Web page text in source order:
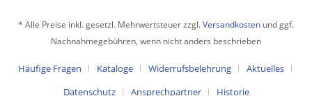
* Alle Preise inkl. gesetzl. Mehrwertsteuer zzgl.Versandkosten und ggf.
Nachnahmegebühren, wenn nicht anders beschrieben
Häufige Fragen Kataloge Widerrufsbelehrung
Aktuelles
Datenschutz
Ansprechpartner Historie